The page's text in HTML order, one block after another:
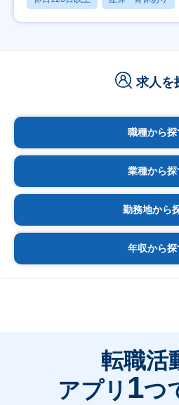
求人を
職種から探
業種から探
勤務地から
年収から探
転職活
アプリ 1つ